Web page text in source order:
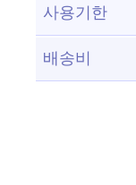
사용기한
배송비